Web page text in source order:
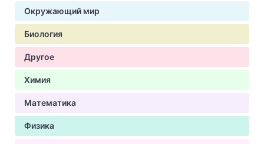
Окружающий мир
Биология
Другое
Химия
Математика
Физика